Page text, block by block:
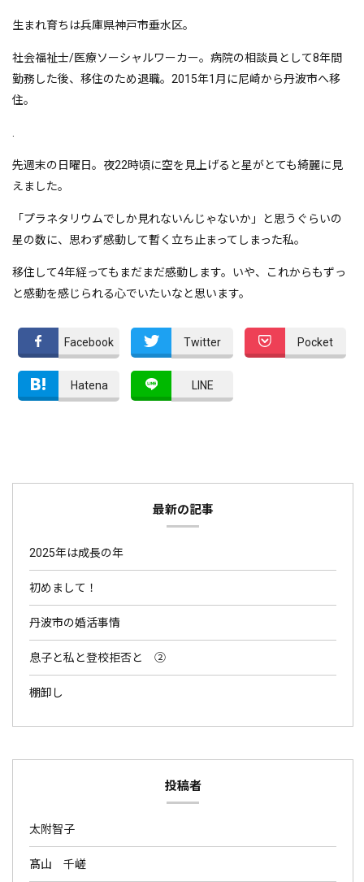
生まれ育ちは兵庫県神戸市垂水区。
社会福祉士/医療ソーシャルワーカー。病院の相談員として8年間
勤務した後、移住のため退職。2015年1月に尼崎から丹波市へ移
住。
先週末の日曜日。夜22時頃に空を見上げると星がとても綺麗に見
えました。
「プラネタリウムでしか見れないんじゃないか」と思うぐらいの
星の数に、思わず感動して暫く立ち止まってしまった私。
移住して4年経ってもまだまだ感動します。いや、これからもずっ
と感動を感じられる心でいたいなと思います。
Facebook Twitter Pocket
Hatena LINE
最新の記事
2025年は成長の年
初めまして！
丹波市の婚活事情
息子と私と登校拒否と ②
棚卸し
投稿者
太附智子
髙山 千嵯